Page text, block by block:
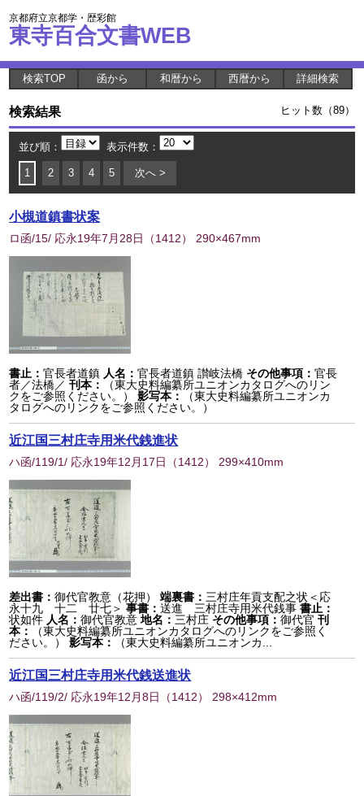
京都府立京都学・歴彩館
東寺百合文書WEB
検索TOP 函から 和暦から 西暦から 詳細検索
検索結果 ヒット数（89）
並び順： 表示件数：
1 2 3 4 5 次へ >
小槻道鎮書状案
ロ函/15/ 応永19年7月28日 （1412） 290×467mm
書止：官長者道鎮 人名：官長者道鎮 讃岐法橋 その他事項：官長
者／法橋／ 刊本：
（東大史料編纂所ユニオンカタログへのリン
クをご参照ください。）
影写本：
（東大史料編纂所ユニオンカ
タログへのリンクをご参照ください。）
近江国三村庄寺用米代銭進状
ハ函/119/1/ 応永19年12月17日 （1412） 299×410mm
差出書：御代官教意（花押） 端裏書： 三村庄年貢支配之状＜応
永十九 十二 廿七＞ 事書：送進 三村庄寺用米代銭事 書止：
状如件 人名：御代官教意 地名： 三村庄 その他事項：御代官 刊
本：
（東大史料編纂所ユニオンカタログへのリンクをご参照く
ださい。）
影写本： （東大史料編纂所ユニオンカ...
近江国三村庄寺用米代銭送進状
ハ函/119/2/ 応永19年12月8日 （1412） 298×412mm